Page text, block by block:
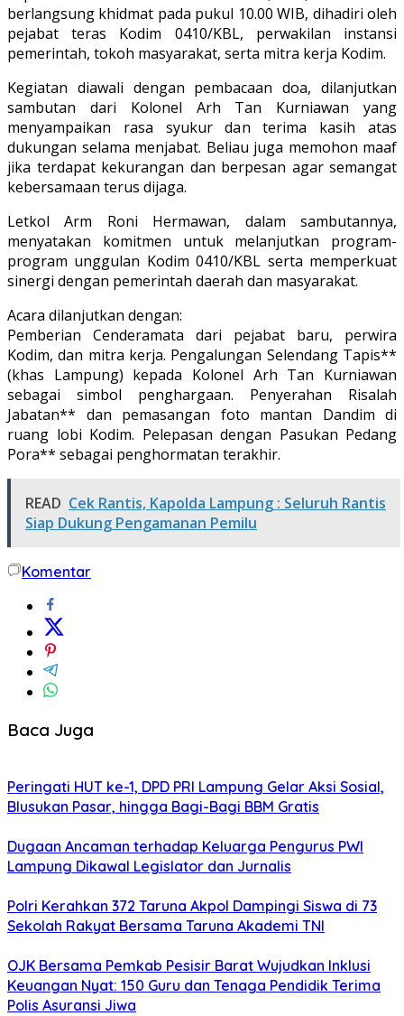
berlangsung khidmat pada pukul 10.00 WIB, dihadiri oleh
pejabat teras Kodim 0410/KBL, perwakilan instansi
pemerintah, tokoh masyarakat, serta mitra kerja Kodim.
Kegiatan diawali dengan pembacaan doa, dilanjutkan
sambutan dari Kolonel Arh Tan Kurniawan yang
menyampaikan rasa syukur dan terima kasih atas
dukungan selama menjabat. Beliau juga memohon maaf
jika terdapat kekurangan dan berpesan agar semangat
kebersamaan terus dijaga.
Letkol Arm Roni Hermawan, dalam sambutannya,
menyatakan komitmen untuk melanjutkan program-
program unggulan Kodim 0410/KBL serta memperkuat
sinergi dengan pemerintah daerah dan masyarakat.
Acara dilanjutkan dengan:
Pemberian Cenderamata dari pejabat baru, perwira
Kodim, dan mitra kerja. Pengalungan Selendang Tapis**
(khas Lampung) kepada Kolonel Arh Tan Kurniawan
sebagai simbol penghargaan. Penyerahan Risalah
Jabatan** dan pemasangan foto mantan Dandim di
ruang lobi Kodim. Pelepasan dengan Pasukan Pedang
Pora** sebagai penghormatan terakhir.
READ Cek Rantis, Kapolda Lampung : Seluruh Rantis
Siap Dukung Pengamanan Pemilu
Komentar
Baca Juga
Peringati HUT ke-1, DPD PRI Lampung Gelar Aksi Sosial,
Blusukan Pasar, hingga Bagi-Bagi BBM Gratis
Dugaan Ancaman terhadap Keluarga Pengurus PWI
Lampung Dikawal Legislator dan Jurnalis
Polri Kerahkan 372 Taruna Akpol Dampingi Siswa di 73
Sekolah Rakyat Bersama Taruna Akademi TNI
OJK Bersama Pemkab Pesisir Barat Wujudkan Inklusi
Keuangan Nyat: 150 Guru dan Tenaga Pendidik Terima
Polis Asuransi Jiwa